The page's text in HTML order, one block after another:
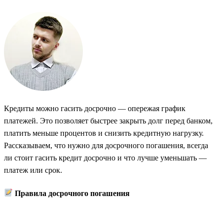
Кредиты можно гасить досрочно — опережая график
платежей. Это позволяет быстрее закрыть долг перед банком,
платить меньше процентов и снизить кредитную нагрузку.
Рассказываем, что нужно для досрочного погашения, всегда
ли стоит гасить кредит досрочно и что лучше уменьшать —
платеж или срок.
Правила досрочного погашения